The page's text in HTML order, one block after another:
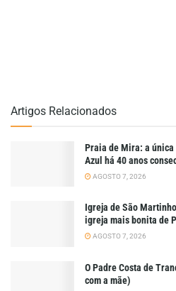
Artigos Relacionados
Praia de Mira: a única
Azul há 40 anos
AGOSTO 7, 2026
Igreja de São
igreja mais bonita de
AGOSTO 7, 2026
O Padre Costa de
com a mãe)